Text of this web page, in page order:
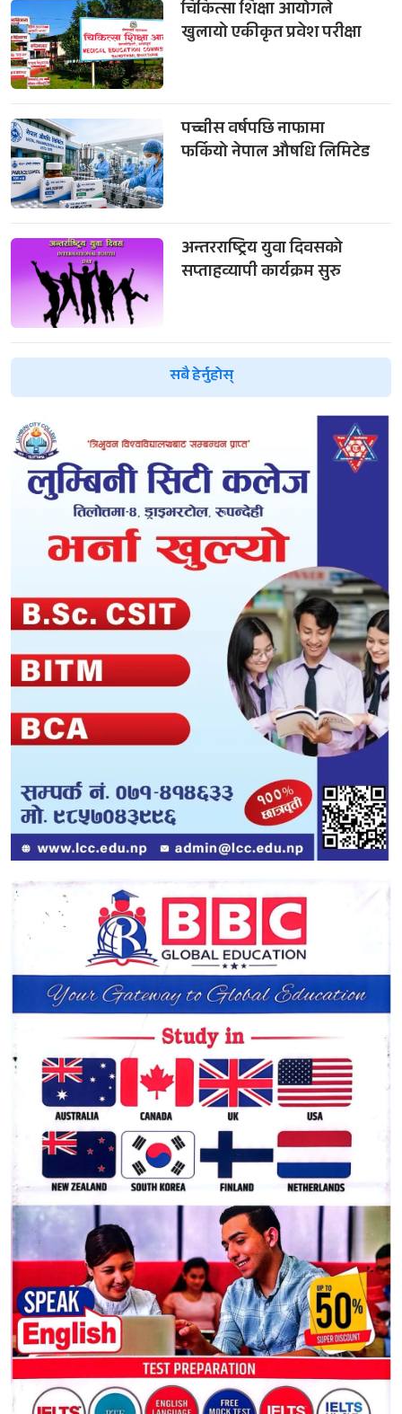
चिकित्सा शिक्षा आयोगले
खुलायो एकीकृत प्रवेश परीक्षा
पच्चीस वर्षपछि नाफामा
फर्कियो नेपाल औषधि लिमिटेड
अन्तरराष्ट्रिय युवा दिवसको
सप्ताहव्यापी कार्यक्रम सुरु
सबै हेर्नुहोस्